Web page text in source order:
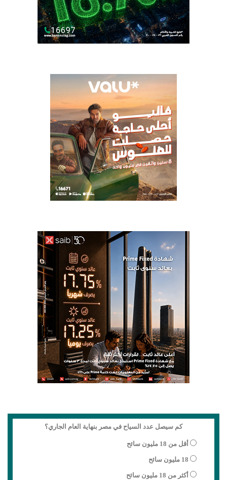
كم سيصل عدد السياح في مصر بنهاية العام الجاري؟
أقل من 18 مليون سائح
18 مليون سائح
أكثر من 18 مليون سائح